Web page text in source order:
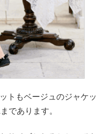
トもベージュのジャケッ
であります。